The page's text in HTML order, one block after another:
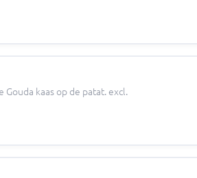
kaas op de patat. excl.